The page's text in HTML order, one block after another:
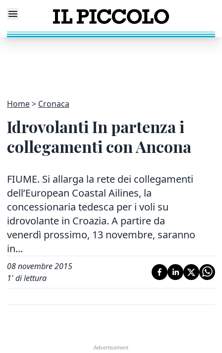
Home Cronaca
Idrovolanti In partenza i
collegamenti con Ancona
FIUME. Si allarga la rete dei collegamenti
dell’European Coastal Ailines, la
concessionaria tedesca per i voli su
idrovolante in Croazia. A partire da
venerdì prossimo, 13 novembre, saranno
in...
08 novembre 2015
1' di lettura